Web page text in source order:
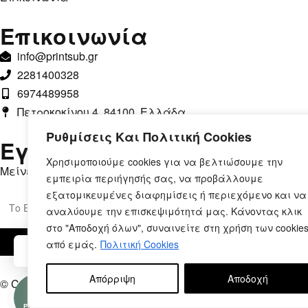
Ρυθμίσεις Και Πολιτική Cookies
Χρησιμοποιούμε cookies για να βελτιώσουμε την
εμπειρία περιήγησής σας, να προβάλλουμε
εξατομικευμένες διαφημίσεις ή περιεχόμενο και να
αναλύουμε την επισκεψιμότητά μας. Κάνοντας κλικ
στο "Αποδοχή όλων", συναινείτε στη χρήση των cookies
από εμάς. Πολιτική Cookies
Απόρριψη Αποδοχή
Επικοινωνία
info@printsub.gr
2281400328
6974489958
Πετροκοκίνου 4, 84100, Ελλάδα
Εγγραφή στο Newsletter
Μείνετε ενημερωμένοι, με αποκλειστικές προσφορές.
© Copyright 2026 – Printsub.gr. Designed & Developed by
Ρωτήστε
Μπορούμε να βοηθήσουμε;